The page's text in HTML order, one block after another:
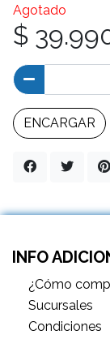
Agotado
$
ENCARGAR
INFO
¿Cómo
Sucursales
Condiciones